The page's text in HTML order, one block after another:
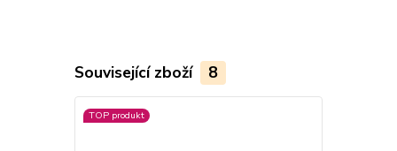
Související zboží 8
TOP produkt